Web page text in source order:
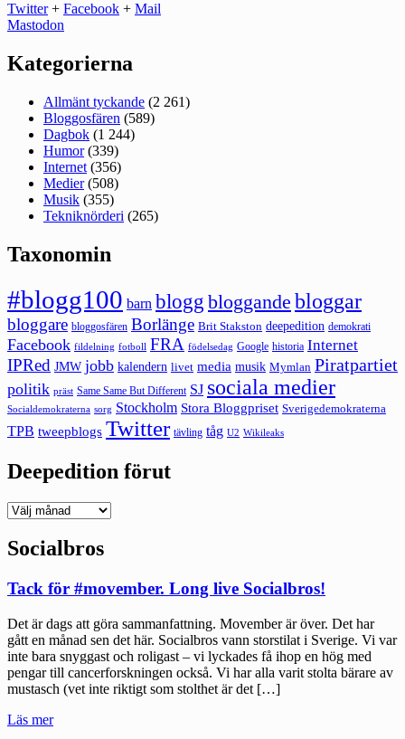
Twitter+ Facebook + Mail
Mastodon
Kategorierna
Allmänt tyckande (2 261)
Bloggosfären (589)
Dagbok (1 244)
Humor(339)
Internet (356)
Medier(508)
Musik (355)
Tekniknörderi (265)
Taxonomin
#blogg100 barn blogg bloggande bloggar
bloggare bloggosfären Borlänge Brit Stakston deepedition demokrati
Facebook fildelning fotboll FRA födelsedag Google historia Internet
IPRed JMW jobb kalendern livet media musik Mymlan Piratpartiet
politik präst Same Same But Different SJ sociala medier
Socialdemokraterna sorg Stockholm Stora Bloggpriset Sverigedemokraterna
TPB tweepblogs Twitter tävling tåg U2 Wikileaks
Deepedition förut
Deepedition
Socialbros
Tack för #movember. Long live Socialbros!
Det är dags att göra sammanfattning. Movember är över. Det har
gått en månad sen det här. Socialbros vann storstilat i Sverige. Vi var
inte bara snyggast och roligast – vi lyckades få ihop en hög med
pengar till cancerforskningen också. Vi har alla varit stolta bärare av
mustasch (vet inte riktigt som stolthet är det […]
Läs mer"Tack